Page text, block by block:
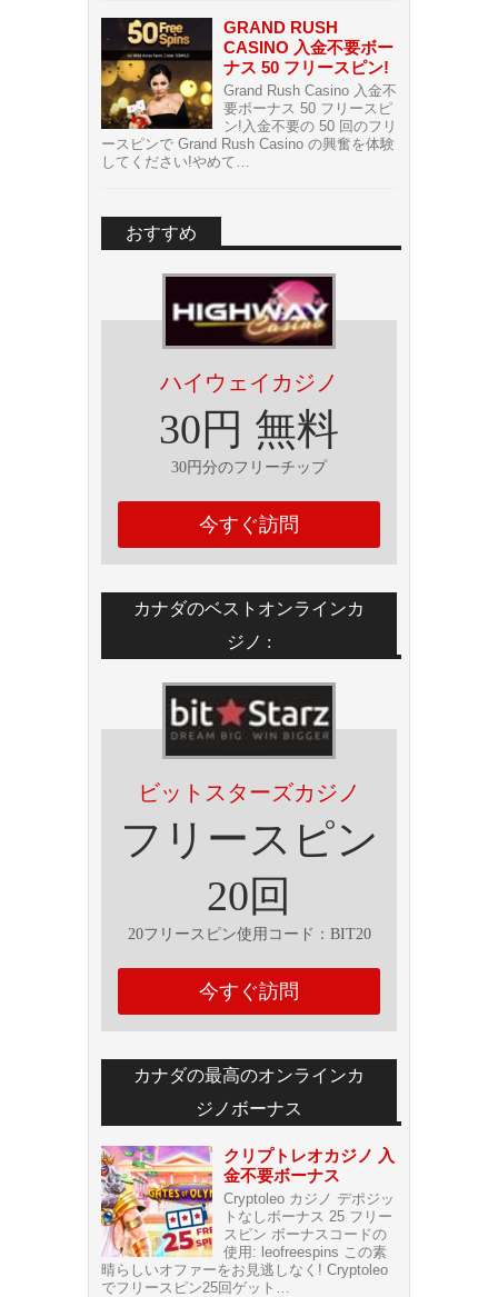
GRAND RUSH
CASINO 入金不要ボー
ナス 50 フリースピン!
Grand Rush Casino 入金不
要ボーナス 50 フリースピ
ン!入金不要の 50 回のフリ
ースピンで Grand Rush Casino の興奮を体験
してください!やめて…
おすすめ
ハイウェイカジノ
30円 無料
30円分のフリーチップ
今すぐ訪問
カナダのベストオンラインカ
ジノ :
ビットスターズカジノ
フリースピン
20回
20フリースピン使用コード：BIT20
今すぐ訪問
カナダの最高のオンラインカ
ジノボーナス
クリプトレオカジノ 入
金不要ボーナス
Cryptoleo カジノ デポジッ
トなしボーナス 25 フリー
スピン ボーナスコードの
使用: leofreespins この素
晴らしいオファーをお見逃しなく! Cryptoleo
でフリースピン25回ゲット…